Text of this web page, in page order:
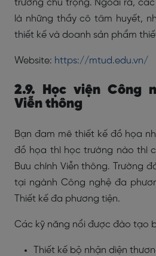
trường chú trọng. Ngoài ra,
là những thầy cô tâm huyết,
thiết kế và doanh sản phẩm
Website: https://mtud.edu.vn/
2.9. Học viện Công
Viễn thông
Bạn đam mê thiết kế đồ họa
đồ họa thì học trường nào thì
Bưu chính Viễn thông. Trường
tại ngành Công nghệ đa
Thiết kế đa phương tiện.
Các kỹ năng nổi được đào tạo
Thiết kế bộ nhận diện